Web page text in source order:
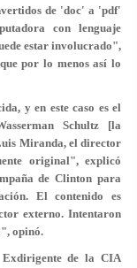
de 'doc' a 'pdf'
con lenguaje
estar involucrado",
por lo menos así lo
y en este caso es el
Schultz [la
Miranda, el director
original", explicó
de Clinton para
El contenido es
externo. Intentaron
opinó.
de la CIA